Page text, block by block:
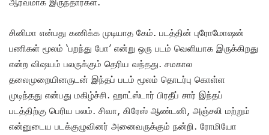
சினிமா என்பது கணிக்க முடியாத கேம். படத்தின் புரோமோஷன்
பணிகள் மூலம் ‘பறந்து போ’ என்று ஒரு படம் வெளியாக இருக்கிறது
என்ற விஷயம் பலருக்கும் தெரிய வந்தது. சமகால
தலைமுறையினருடன் இந்தப் படம் மூலம் தொடர்பு கொள்ள
முடிந்தது என்பது மகிழ்ச்சி. ஹாட்ஸ்டார் பிரதீப் சார் இந்தப்
படத்திற்கு பெரிய பலம். சிவா, கிரேஸ் ஆண்டனி, அஞ்சலி மற்றும்
என்னுடைய படக்குழுவினர் அனைவருக்கும் நன்றி. ரோமியோ